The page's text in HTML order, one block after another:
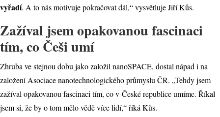
vyřadí. A to nás motivuje pokračovat dál,“ vysvětluje Jiří Kůs.
Zažíval jsem opakovanou fascinaci
tím, co Češi umí
Zhruba ve stejnou dobu jako založil nanoSPACE, dostal nápad i na
založení Asociace nanotechnologického průmyslu ČR. „Tehdy jsem
zažíval opakovanou fascinaci tím, co v České republice umíme. Říkal
jsem si, že by o tom mělo vědě více lidí,“ říká Kůs.